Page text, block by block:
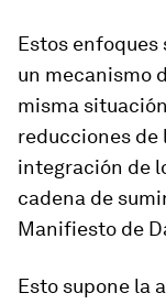
Estos enfoques
un mecanismo
misma
reducciones de
integración de
cadena de
Manifiesto de
Esto supone la